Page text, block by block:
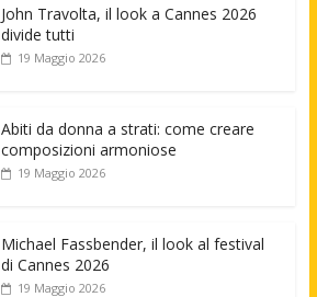
John Travolta, il look a Cannes 2026
divide tutti
19 Maggio 2026
Abiti da donna a strati: come creare
composizioni armoniose
19 Maggio 2026
Michael Fassbender, il look al festival
di Cannes 2026
19 Maggio 2026